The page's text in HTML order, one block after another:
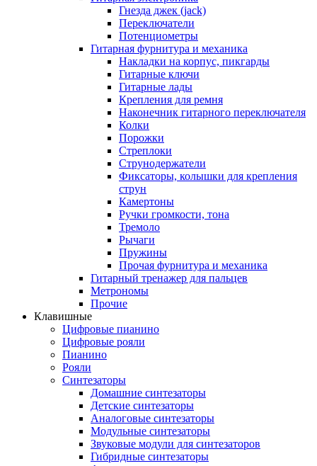
Гнезда джек (jack)
Переключатели
Потенциометры
Гитарная фурнитура и механика
Накладки на корпус, пикгарды
Гитарные ключи
Гитарные лады
Крепления для ремня
Наконечник гитарного переключателя
Колки
Порожки
Стреплоки
Струнодержатели
Фиксаторы, колышки для крепления
струн
Камертоны
Ручки громкости, тона
Тремоло
Рычаги
Пружины
Прочая фурнитура и механика
Гитарный тренажер для пальцев
Метрономы
Прочие
Клавишные
Цифровые пианино
Цифровые рояли
Пианино
Рояли
Синтезаторы
Домашние синтезаторы
Детские синтезаторы
Аналоговые синтезаторы
Модульные синтезаторы
Звуковые модули для синтезаторов
Гибридные синтезаторы